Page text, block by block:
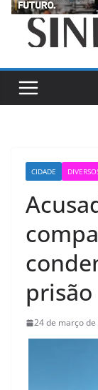
CIDADE
prisão
24 de março de